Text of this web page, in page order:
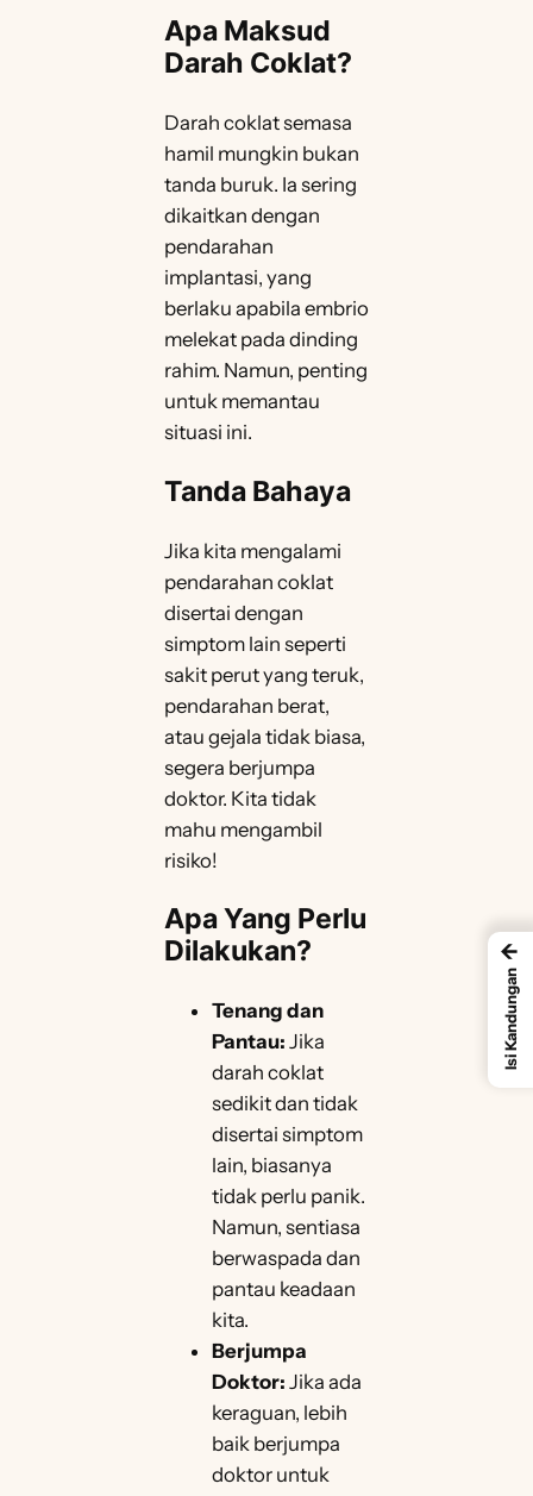
Apa Maksud
Darah Coklat?
Darah coklat semasa
hamil mungkin bukan
tanda buruk. Ia sering
dikaitkan dengan
pendarahan
implantasi, yang
berlaku apabila embrio
melekat pada dinding
rahim. Namun, penting
untuk memantau
situasi ini.
Tanda Bahaya
Jika kita mengalami
pendarahan coklat
disertai dengan
simptom lain seperti
sakit perut yang teruk,
pendarahan berat,
atau gejala tidak biasa,
segera berjumpa
doktor. Kita tidak
mahu mengambil
risiko!
Apa Yang Perlu
Dilakukan?
Tenang dan
Pantau: Jika
darah coklat
sedikit dan tidak
disertai simptom
lain, biasanya
tidak perlu panik.
Namun, sentiasa
berwaspada dan
pantau keadaan
kita.
Berjumpa
Doktor: Jika ada
keraguan, lebih
baik berjumpa
doktor untuk
←
Isi Kandungan